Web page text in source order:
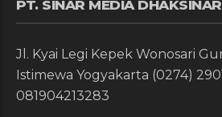
PT. SINAR MEDIA
Jl. Kyai Legi Kepek Wonosari
Istimewa Yogyakarta (0274)
081904213283